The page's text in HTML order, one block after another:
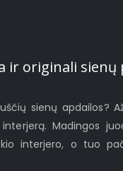
ir originali sienų
sienų apdailos?
Madingos
interjero, o tuo